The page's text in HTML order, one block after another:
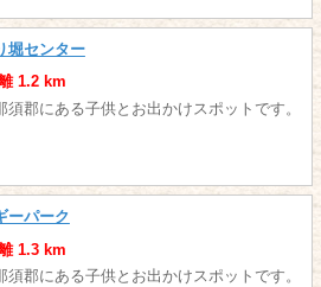
堀センター
1.2 km
須郡にある子供とお出かけスポットです。
ーパーク
1.3 km
須郡にある子供とお出かけスポットです。